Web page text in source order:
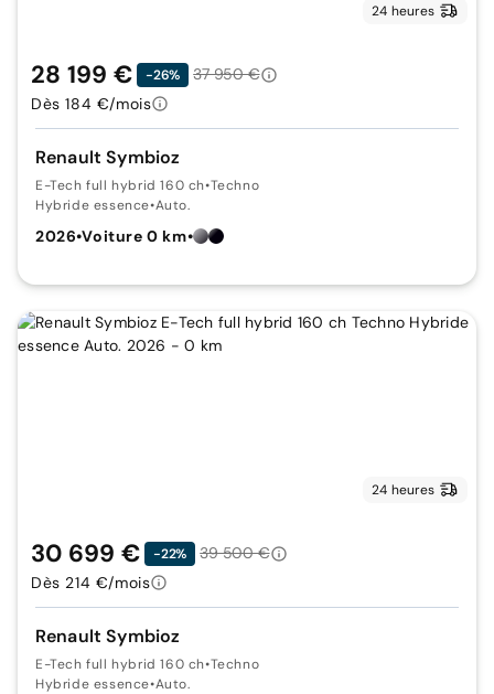
24 heures
Renault Symbioz
E-Tech full hybrid 160 ch•Techno
Hybride essence•Auto.
2026•Voiture 0 km•
28 199 € -26%
37 950 €
Dès 184 €/mois
24 heures
Renault Symbioz
E-Tech full hybrid 160 ch•Techno
Hybride essence•Auto.
30 699 € -22%
39 500 €
Dès 214 €/mois